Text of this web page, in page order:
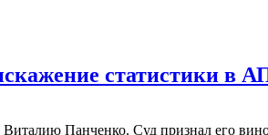
статистики в
Панченко. Суд признал его